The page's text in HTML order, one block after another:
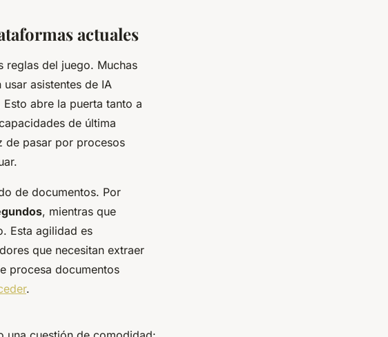
actuales
reglas del juego. Muchas
asistentes de IA
abre la puerta tanto a
de última
de pasar por procesos
de documentos. Por
, mientras que
Esta agilidad es
que necesitan extraer
procesa documentos
.